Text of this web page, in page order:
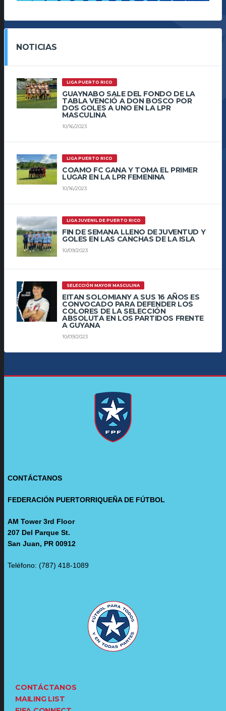
NOTICIAS
LIGA PUERTO RICO
GUAYNABO SALE DEL FONDO DE LA
TABLA VENCIÓ A DON BOSCO POR
DOS GOLES A UNO EN LA LPR
MASCULINA
10/16/2023
LIGA PUERTO RICO
COAMO FC GANA Y TOMA EL PRIMER
LUGAR EN LA LPR FEMENINA
10/16/2023
LIGA JUVENIL DE PUERTO RICO
FIN DE SEMANA LLENO DE JUVENTUD Y
GOLES EN LAS CANCHAS DE LA ISLA
10/09/2023
SELECCIÓN MAYOR MASCULINA
EITAN SOLOMIANY A SUS 16 AÑOS ES
CONVOCADO PARA DEFENDER LOS
COLORES DE LA SELECCIÓN
ABSOLUTA EN LOS PARTIDOS FRENTE
A GUYANA
10/09/2023
CONTÁCTANOS
FEDERACIÓN PUERTORRIQUEÑA DE FÚTBOL
AM Tower 3rd Floor
207 Del Parque St.
San Juan, PR 00912
Teléfono: (787) 418-1089
CONTÁCTANOS
MAILING LIST